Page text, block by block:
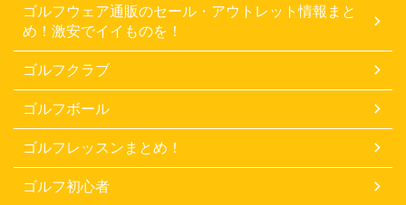
ゴルフウェア通販のセール・アウトレット情報まと
め！激安でイイものを！
ゴルフクラブ
ゴルフボール
ゴルフレッスンまとめ！
ゴルフ初心者